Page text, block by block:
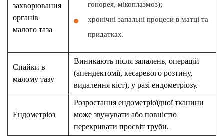
захворювання
органів
малого таза
гонорея, мікоплазмоз);
хронічні запальні процеси в матці та
придатках.
Спайки в
малому тазу
Виникають після запалень, операцій
(апендектомії, кесаревого розтину,
видалення кіст), у разі ендометріозу.
Ендометріоз
Розростання ендометріоїдної тканини
може звужувати або повністю
перекривати просвіт труби.